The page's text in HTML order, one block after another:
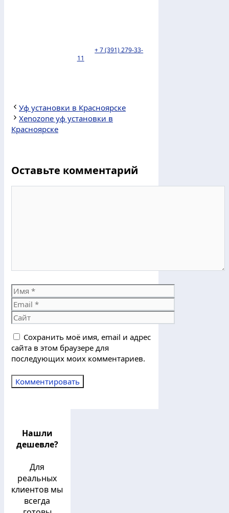
Северное шоссе 17. тел:+ 7 (391) 279-33-
11
Уф установки в Красноярске
Xenozone уф установки в
Красноярске
Оставьте комментарий
Имя
Email
Сайт
Сохранить моё имя, email и адрес
сайта в этом браузере для
последующих моих комментариев.
Нашли
дешевле?
Для
реальных
клиентов мы
всегда